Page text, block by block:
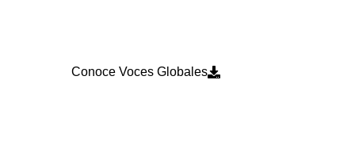
Conoce Voces Globales